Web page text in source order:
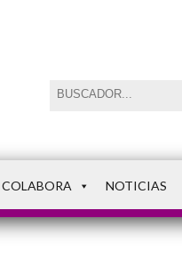
COLABORA NOTICIAS